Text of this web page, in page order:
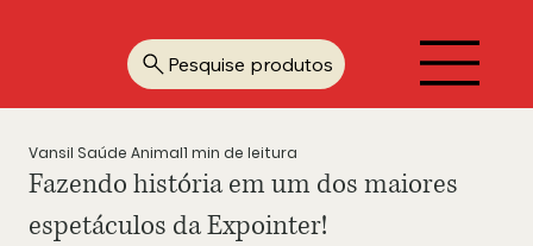
Pesquise produtos
Fazendo história em um dos maiores
espetáculos da Expointer!
Vansil Saúde Animal1 min de leitura